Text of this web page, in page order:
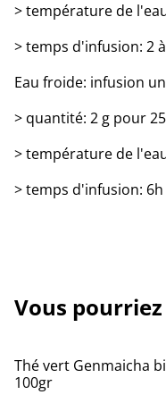
> température de
> temps d'infusion: 2
Eau froide: infusion
> quantité: 2 g pour
> température de
> temps d'infusion: 6h
Vous
Thé vert Genmaicha
100gr